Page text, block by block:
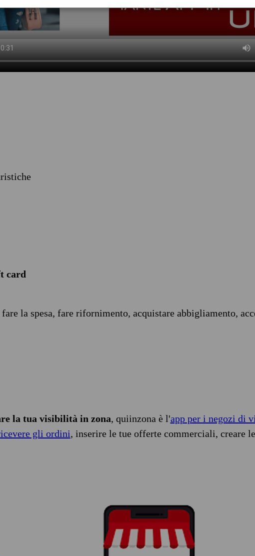
card
fare la spesa, fare rifornimento, acquistare abbigliamento,
la tua visibilità in zona, quiinzona è l'app per i negozi di
gli ordini, inserire le tue offerte commerciali, creare